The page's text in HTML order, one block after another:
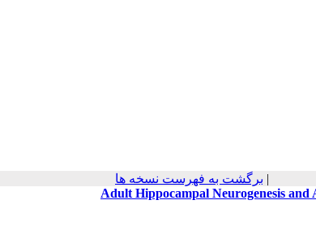
| برگشت به فهرست نسخه ها
Adult Hippocampal Neurogenesis and